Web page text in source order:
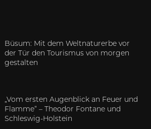
Büsum: Mit dem Weltnaturerbe vor
der Tür den Tourismus von morgen
gestalten
„Vom ersten Augenblick an Feuer und
Flamme“ – Theodor Fontane und
Schleswig-Holstein